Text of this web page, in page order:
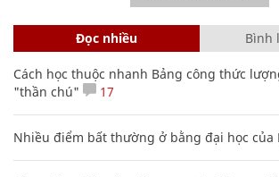
Đọc nhiều Bình
Cách học thuộc nhanh Bảng công thức
"thần chú"
17
Nhiều điểm bất thường ở bằng đại học của